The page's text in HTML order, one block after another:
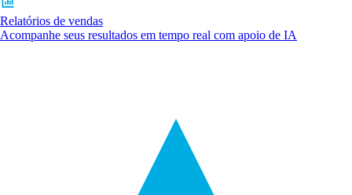
Relatórios de vendas
Acompanhe seus resultados em tempo real com apoio de IA